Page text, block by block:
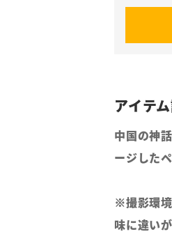
中国の神
ージした
※撮影環
味に違い